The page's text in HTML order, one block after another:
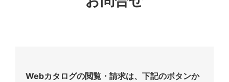
Webカタログの閲覧・請求は、下記のボタンか